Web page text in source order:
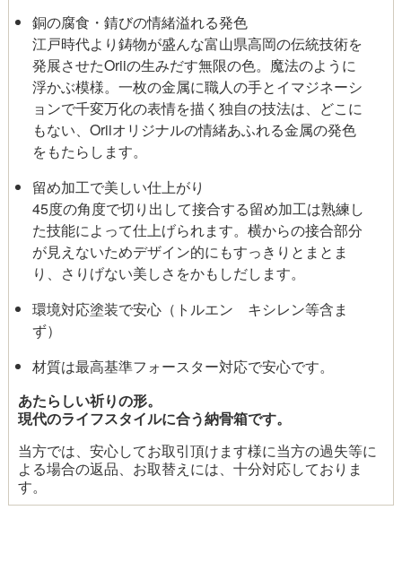
銅の腐食・錆びの情緒溢れる発色
江戸時代より鋳物が盛んな富山県高岡の伝統技術を
発展させたOriiの生みだす無限の色。魔法のように
浮かぶ模様。一枚の金属に職人の手とイマジネーシ
ョンで千変万化の表情を描く独自の技法は、どこに
もない、Oriiオリジナルの情緒あふれる金属の発色
をもたらします。
留め加工で美しい仕上がり
45度の角度で切り出して接合する留め加工は熟練し
た技能によって仕上げられます。横からの接合部分
が見えないためデザイン的にもすっきりとまとま
り、さりげない美しさをかもしだします。
環境対応塗装で安心（トルエン キシレン等含ま
ず）
材質は最高基準フォースター対応で安心です。
あたらしい祈りの形。
現代のライフスタイルに合う納骨箱です。
当方では、安心してお取引頂けます様に当方の過失等に
よる場合の返品、お取替えには、十分対応しておりま
す。